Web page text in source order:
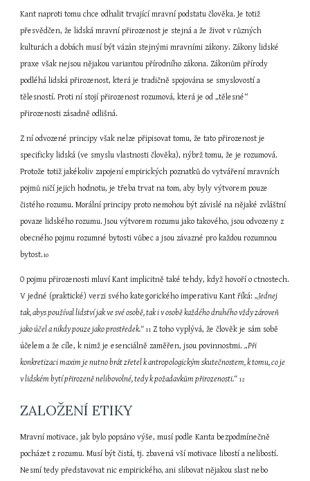
Kant naproti tomu chce odhalit trvající mravní podstatu člověka. Je totiž
přesvědčen, že lidská mravní přirozenost je stejná a že život v různých
kulturách a dobách musí být vázán stejnými mravními zákony. Zákony lidské
praxe však nejsou nějakou variantou přírodního zákona. Zákonům přírody
podléhá lidská přirozenost, která je tradičně spojována se smyslovostí a
tělesností. Proti ní stojí přirozenost rozumová, která je od „tělesné“
přirozenosti zásadně odlišná.
Z ní odvozené principy však nelze připisovat tomu, že tato přirozenost je
specificky lidská (ve smyslu vlastnosti člověka), nýbrž tomu, že je rozumová.
Protože totiž jakékoliv zapojení empirických poznatků do vytváření mravních
pojmů ničí jejich hodnotu, je třeba trvat na tom, aby byly výtvorem pouze
čistého rozumu. Morální principy proto nemohou být závislé na nějaké zvláštní
povaze lidského rozumu. Jsou výtvorem rozumu jako takového, jsou odvozeny z
obecného pojmu rozumné bytosti vůbec a jsou závazné pro každou rozumnou
bytost.10
O pojmu přirozenosti mluví Kant implicitně také tehdy, když hovoří o ctnostech.
V jedné (praktické) verzi svého kategorického imperativu Kant říká: „Jednej
tak, abys používal lidství jak ve své osobě, tak i v osobě každého druhého vždy zároveň
jako účel a nikdy pouze jako prostředek.“ 11 Z toho vyplývá, že člověk je sám sobě
účelem a že cíle, k nimž je esenciálně zaměřen, jsou povinnostmi. „Při
konkretizaci maxim je nutno brát zřetel k antropologickým skutečnostem, k tomu, co je
v lidském bytí přirozeně nelibovolné, tedy k požadavkům přirozenosti.“ 12
ZALOŽENÍ ETIKY
Mravní motivace, jak bylo popsáno výše, musí podle Kanta bezpodmínečně
pocházet z rozumu. Musí být čistá, tj. zbavená vší motivace libostí a nelibostí.
Nesmí tedy představovat nic empirického, ani slibovat nějakou slast nebo